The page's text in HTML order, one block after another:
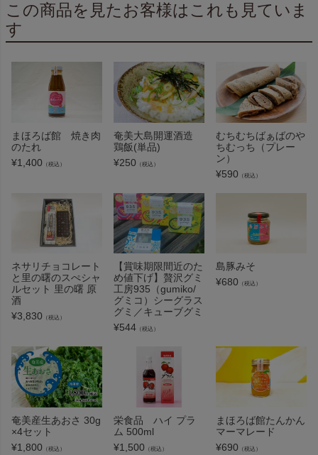
この商品を見たお客様はこれも見ていま
す
まほろば館 焼き肉
のたれ
¥1,400 （税込）
奄美大島開運酒造
鶏飯(単品)
¥250 （税込）
むちむちばぁばのや
ちむっち（プレー
ン）
¥590 （税込）
ネサリチョコレート
と里の曙のスぺシャ
ルセット 里の曙 原
酒
¥3,830 （税込）
【賞味期限間近のた
め値下げ】贅沢グミ
工房935（gumiko/
グミコ）シーグラス
グミ／キューブグミ
¥544 （税込）
島豚みそ
¥680 （税込）
奄美産生あおさ 30g
×4セット
¥1,800 （税込）
栄食品 ハイ プラ
ム 500ml
¥1,500 （税込）
まほろば館たんかん
マーマレード
¥690 （税込）